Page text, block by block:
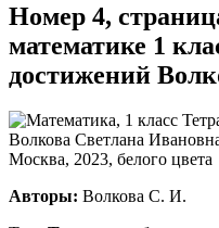
Номер 4,
математике 1
достижений
Авторы: Волкова С. И.